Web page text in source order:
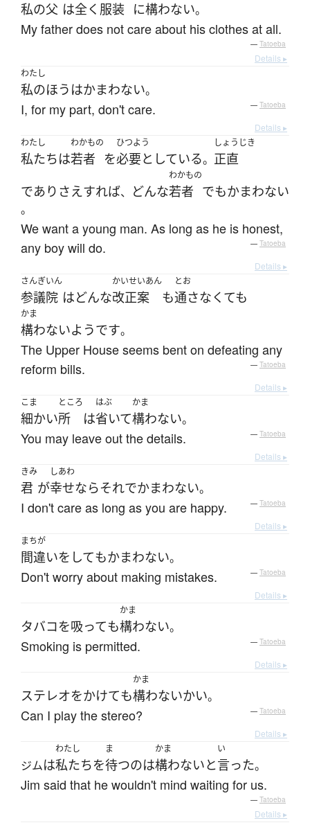
私の父 は全く 服装 に構わない。
My father does not care about his clothes at all.
— Tatoeba
Details ▸
わたし
私のほう はかまわない。
I, for my part, don't care. — Tatoeba
Details ▸
わたし
私たちは
わかもの
若者 を
ひつよう
必要としている。
しょうじき
正直
であり さえすれば、 どんな
わかもの
若者 でもかまわない
。
We want a young man. As long as he is honest,
any boy will do.
— Tatoeba
Details ▸
さんぎいん
参議院 はどんな
かいせいあん
改正案 も
とお
通さなくても
かま
構わないようです。
The Upper House seems bent on defeating any
reform bills.
— Tatoeba
Details ▸
こま
細かい
ところ
所 は
はぶ
省いて
かま
構わない。
You may leave out the details. — Tatoeba
Details ▸
きみ
君 が
しあわ
幸せならそれでかまわない。
I don't care as long as you are happy. — Tatoeba
Details ▸
まちが
間違いを してもかまわない。
Don't worry about making mistakes. — Tatoeba
Details ▸
タバコを吸っても
かま
構わない。
Smoking is permitted. — Tatoeba
Details ▸
ステレオをかけても
かま
構わないかい。
Can I play the stereo? — Tatoeba
Details ▸
ジムは
わたし
私たちを
ま
待つのは
かま
構わないと
い
言った。
Jim said that he wouldn't mind waiting for us.
— Tatoeba
Details ▸